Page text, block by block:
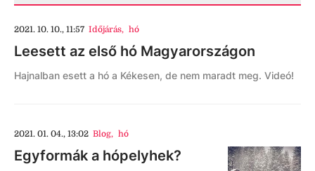
2021. 10. 10., 11:57 Időjárás, hó
Leesett az első hó Magyarországon
Hajnalban esett a hó a Kékesen, de nem maradt meg. Videó!
2021. 01. 04., 13:02 Blog, hó
Egyformák a hópelyhek?